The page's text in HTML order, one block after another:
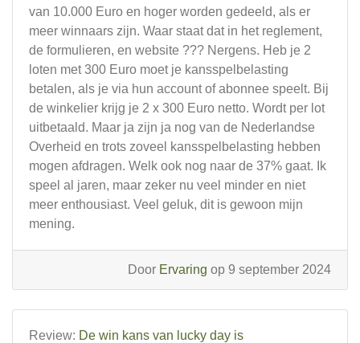
van 10.000 Euro en hoger worden gedeeld, als er
meer winnaars zijn. Waar staat dat in het reglement,
de formulieren, en website ??? Nergens. Heb je 2
loten met 300 Euro moet je kansspelbelasting
betalen, als je via hun account of abonnee speelt. Bij
de winkelier krijg je 2 x 300 Euro netto. Wordt per lot
uitbetaald. Maar ja zijn ja nog van de Nederlandse
Overheid en trots zoveel kansspelbelasting hebben
mogen afdragen. Welk ook nog naar de 37% gaat. Ik
speel al jaren, maar zeker nu veel minder en niet
meer enthousiast. Veel geluk, dit is gewoon mijn
mening.
Door Ervaring op 9 september 2024
Review: De win kans van lucky day is